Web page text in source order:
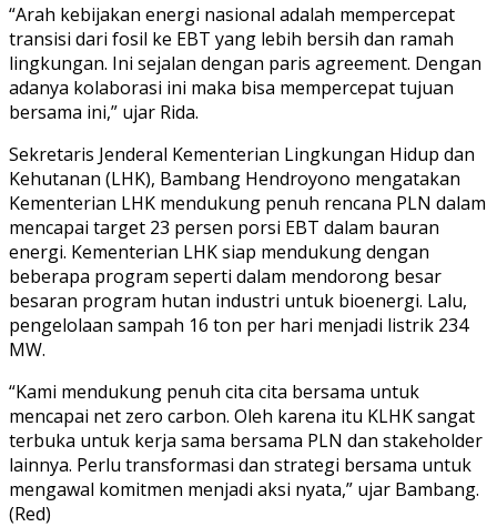
“Arah kebijakan energi nasional adalah mempercepat
transisi dari fosil ke EBT yang lebih bersih dan ramah
lingkungan. Ini sejalan dengan paris agreement. Dengan
adanya kolaborasi ini maka bisa mempercepat tujuan
bersama ini,” ujar Rida.
Sekretaris Jenderal Kementerian Lingkungan Hidup dan
Kehutanan (LHK), Bambang Hendroyono mengatakan
Kementerian LHK mendukung penuh rencana PLN dalam
mencapai target 23 persen porsi EBT dalam bauran
energi. Kementerian LHK siap mendukung dengan
beberapa program seperti dalam mendorong besar
besaran program hutan industri untuk bioenergi. Lalu,
pengelolaan sampah 16 ton per hari menjadi listrik 234
MW.
“Kami mendukung penuh cita cita bersama untuk
mencapai net zero carbon. Oleh karena itu KLHK sangat
terbuka untuk kerja sama bersama PLN dan stakeholder
lainnya. Perlu transformasi dan strategi bersama untuk
mengawal komitmen menjadi aksi nyata,” ujar Bambang.
(Red)